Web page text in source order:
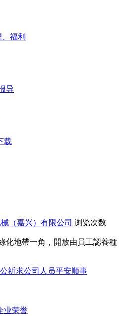
福利
导
载
（嘉兴）有限公司 浏览次数
化地帶一角，開放由員工認養種
祈求公司人员平安顺事
业荣誉